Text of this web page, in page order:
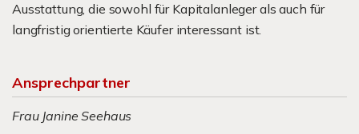
Ausstattung, die sowohl für Kapitalanleger als auch für
langfristig orientierte Käufer interessant ist.
Ansprechpartner
Frau Janine Seehaus